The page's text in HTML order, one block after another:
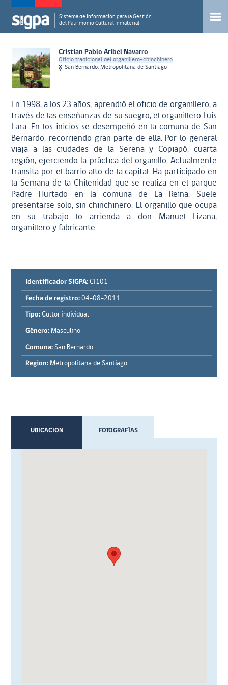
Sistema de Información para la Gestión
del Patrimonio Cultural Inmaterial
Cristian Pablo Aribel Navarro
Oficio tradicional del organillero-chinchinero
San Bernardo, Metropolitana de Santiago
En 1998, a los 23 años, aprendió el oficio de organillero, a
través de las enseñanzas de su suegro, el organillero Luis
Lara. En los inicios se desempeñó en la comuna de San
Bernardo, recorriendo gran parte de ella. Por lo general
viaja a las ciudades de la Serena y Copiapó, cuarta
región, ejerciendo la práctica del organillo. Actualmente
transita por el barrio alto de la capital. Ha participado en
la Semana de la Chilenidad que se realiza en el parque
Padre Hurtado en la comuna de La Reina. Suele
presentarse solo, sin chinchinero. El organillo que ocupa
en su trabajo lo arrienda a don Manuel Lizana,
organillero y fabricante.
Identificador SIGPA: CI101
Fecha de registro: 04-08-2011
Tipo: Cultor individual
Género: Masculino
Comuna: San Bernardo
Region: Metropolitana de Santiago
UBICACION FOTOGRAFÍAS